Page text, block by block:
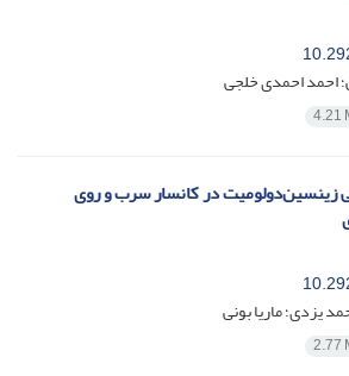
احمد احمدی خلجی
4.21
در کانسار سرب و روی
یزدی؛ ماریا بونی
2.77